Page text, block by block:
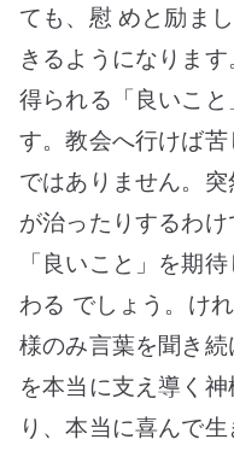
こ
と
が
あ
で
か？
へ
の
ても、慰 めと励ま
きるようになりま
得られる「良いこ
す。教会へ行けば
ではありません。
が治ったりするわ
「良いこと」を期
わる でしょう。け
様のみ言葉を聞き
を本当に支え導く
り、本当に喜んで